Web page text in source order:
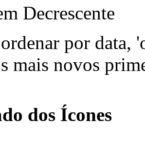
Decrescente
por data,
mais novos
dos Ícones